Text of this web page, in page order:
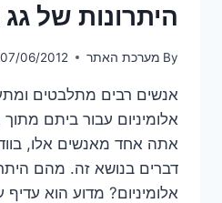
היתרונות של גג
By מערכת האתר 07/06/2012
אנשים רבים מתלבטים
אלומיניום עבור ביתם
אתה אחד מאנשים אלו,
דברים בנושא זה. מהם
אלומיניום? מדוע הוא